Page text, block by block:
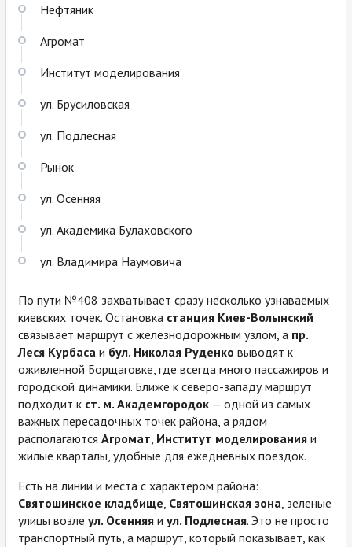
Нефтяник
Агромат
Институт моделирования
ул. Брусиловская
ул. Подлесная
Рынок
ул. Осенняя
ул. Академика Булаховского
ул. Владимира Наумовича
По пути №408 захватывает сразу несколько узнаваемых
киевских точек. Остановка станция Киев-Волынский
связывает маршрут с железнодорожным узлом, а пр.
Леся Курбаса и бул. Николая Руденко выводят к
оживленной Борщаговке, где всегда много пассажиров и
городской динамики. Ближе к северо-западу маршрут
подходит к ст. м. Академгородок — одной из самых
важных пересадочных точек района, а рядом
располагаются Агромат Институт моделирования и
жилые кварталы, удобные для ежедневных поездок.
Есть на линии и места с характером района:
Святошинское кладбище Святошинская зона , зеленые
улицы возле ул. Осенняя и ул. Подлесная. Это не просто
транспортный путь, а маршрут, который показывает, как